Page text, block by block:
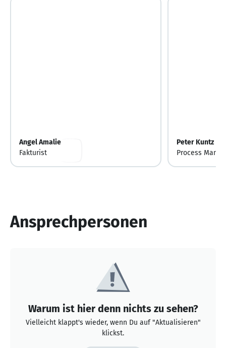
Angel Amalie
Fakturist
Peter Kuntz
Process
Ansprechpersonen
Warum ist hier denn nichts zu sehen?
Vielleicht klappt's wieder, wenn Du auf "Aktualisieren"
klickst.